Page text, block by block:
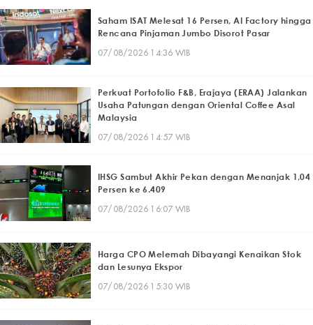
Saham ISAT Melesat 16 Persen, AI Factory hingga
Rencana Pinjaman Jumbo Disorot Pasar
07/08/2026 14:36 WIB
Perkuat Portofolio F&B, Erajaya (ERAA) Jalankan
Usaha Patungan dengan Oriental Coffee Asal
Malaysia
07/08/2026 14:57 WIB
IHSG Sambut Akhir Pekan dengan Menanjak 1,04
Persen ke 6.409
07/08/2026 16:07 WIB
Harga CPO Melemah Dibayangi Kenaikan Stok
dan Lesunya Ekspor
07/08/2026 15:30 WIB